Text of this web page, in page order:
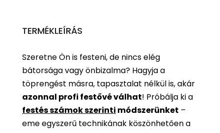
TERMÉKLEÍRÁS
Szeretne Ön is festeni, de nincs elég
bátorsága vagy önbizalma? Hagyja a
töprengést másra, tapasztalat nélkül is, akár
azonnal profi festővé válhat! Próbálja ki a
festés számok szerinti módszerünket –
eme egyszerű technikának köszönhetően a